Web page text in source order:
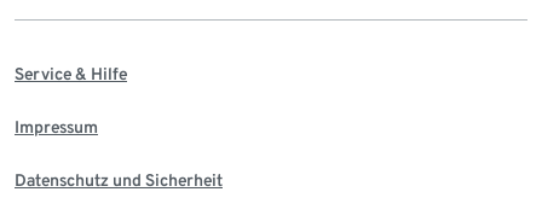
Service & Hilfe
Impressum
Datenschutz und Sicherheit